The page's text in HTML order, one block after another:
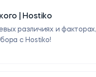
| Hostiko
различиях и
с Hostiko!